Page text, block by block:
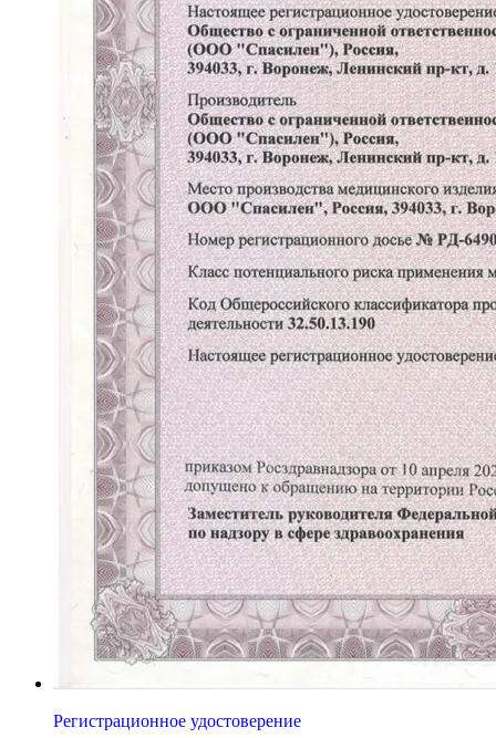
Регистрационное удостоверение